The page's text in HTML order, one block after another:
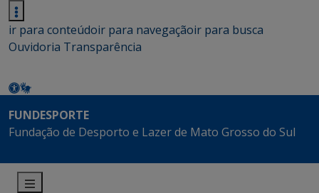
ir para conteúdoir para navegaçãoir para busca
Ouvidoria Transparência
FUNDESPORTE
Fundação de Desporto e Lazer de Mato Grosso do Sul